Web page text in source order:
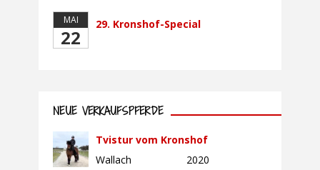
MAI
22
29. Kronshof-Special
NEUE VERKAUFSPFERDE
Tvistur vom Kronshof
Wallach
2020